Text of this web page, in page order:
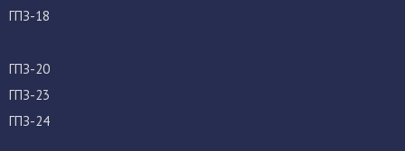
ГПЗ-18
ГПЗ-20
ГПЗ-23
ГПЗ-24